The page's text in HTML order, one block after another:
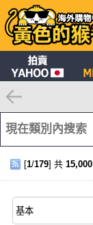
[1/179] 共 15,000